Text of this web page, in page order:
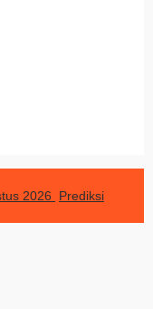
2026 Prediksi